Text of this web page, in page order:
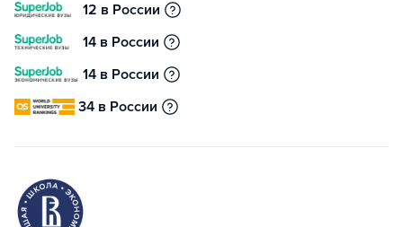
12 в России
14 в России
14 в России
34 в России